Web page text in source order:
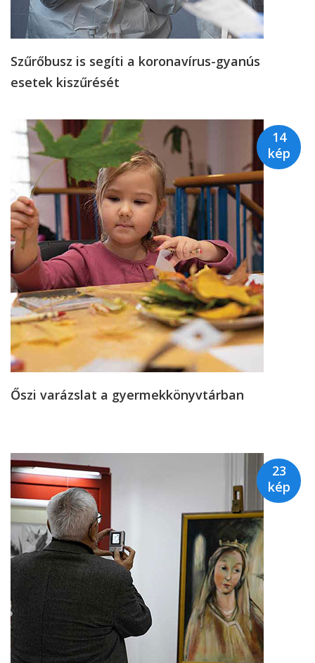
Szűrőbusz is segíti a koronavírus-gyanús
esetek kiszűrését
Őszi varázslat a gyermekkönyvtárban
14
kép
23
kép